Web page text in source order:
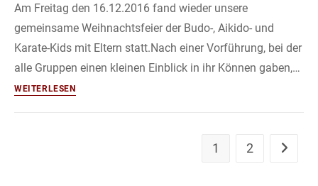
Am Freitag den 16.12.2016 fand wieder unsere
gemeinsame Weihnachtsfeier der Budo-, Aikido- und
Karate-Kids mit Eltern statt.Nach einer Vorführung, bei der
alle Gruppen einen kleinen Einblick in ihr Können gaben,…
WEITERLESENKinder
1 2 Zur